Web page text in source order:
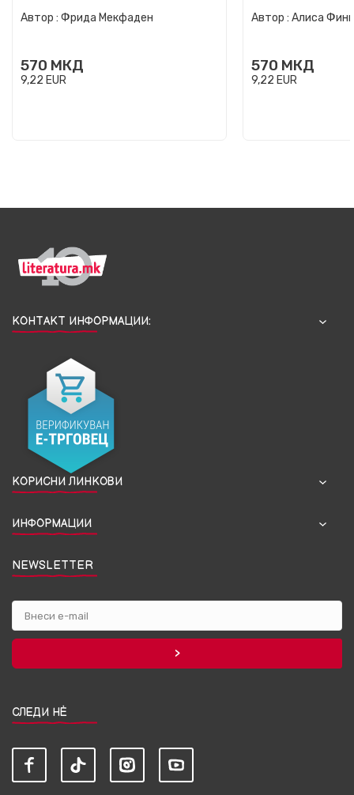
Автор : Фрида Мекфаден
570 МКД
9,22 EUR
Автор : Алиса Фини
570 МКД
9,22 EUR
КОНТАКТ ИНФОРМАЦИИ:
КОРИСНИ ЛИНКОВИ
ИНФОРМАЦИИ
NEWSLETTER
СЛЕДИ НЀ